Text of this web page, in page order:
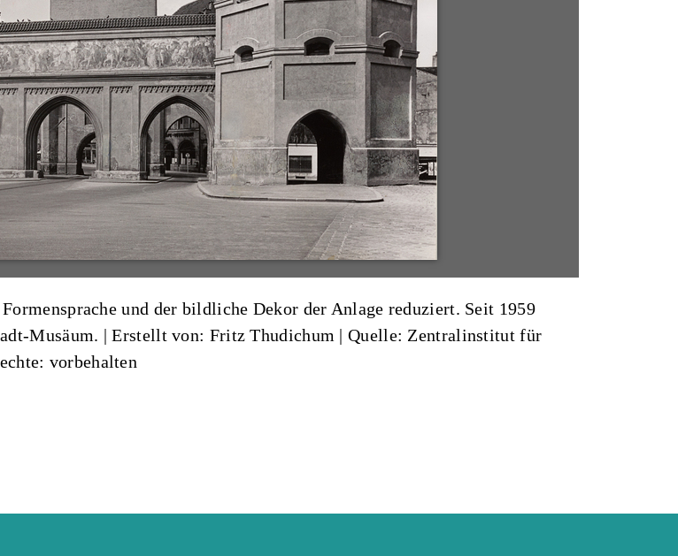
und der bildliche Dekor der Anlage reduziert. Seit 1959
Musäum. |Erstellt von: Fritz Thudichum |Quelle: Zentralinstitut für
vorbehalten